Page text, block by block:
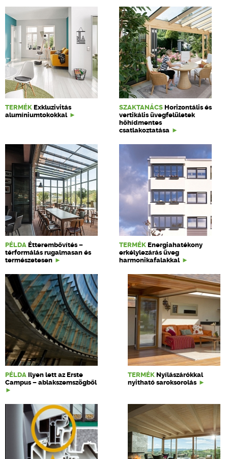
TERMÉK Exkluzivitás
alumíniumtokokkal
SZAKTANÁCS Horizontális és
vertikális üvegfelületek
hőhídmentes
csatlakoztatása
PÉLDA Étterembővítés –
térformálás rugalmasan és
természetesen
TERMÉK Energiahatékony
erkélylezárás üveg
harmonikafalakkal
PÉLDA Ilyen lett az Erste
Campus – ablakszemszögből
TERMÉK Nyílászárókkal
nyitható saroksorolás